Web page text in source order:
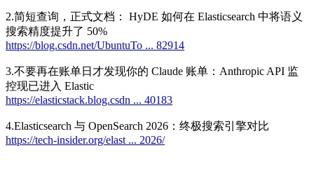
2.简短查询，正式文档： HyDE 如何在 Elasticsearch 中将语义
搜索精度提升了 50%
https://blog.csdn.net/UbuntuTo ... 82914
3.不要再在账单日才发现你的 Claude 账单：Anthropic API 监
控现已进入 Elastic
https://elasticstack.blog.csdn ... 40183
4.Elasticsearch 与 OpenSearch 2026：终极搜索引擎对比
https://tech-insider.org/elast ... 2026/